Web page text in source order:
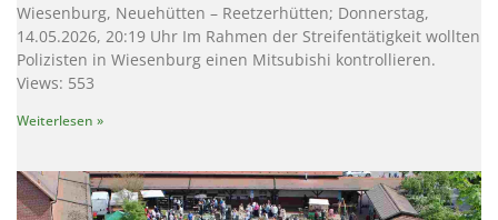
Wiesenburg, Neuehütten – Reetzerhütten; Donnerstag,
14.05.2026, 20:19 Uhr Im Rahmen der Streifentätigkeit wollten
Polizisten in Wiesenburg einen Mitsubishi kontrollieren.
Views: 553
Weiterlesen »